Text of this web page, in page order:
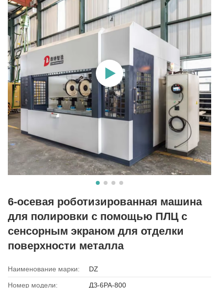
6-осевая роботизированная машина
для полировки с помощью ПЛЦ с
сенсорным экраном для отделки
поверхности металла
Наименование марки: DZ
Номер модели: ДЗ-6РА-800